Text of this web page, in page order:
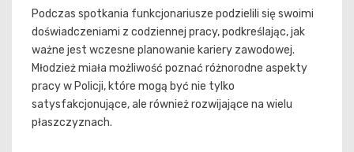
Podczas spotkania funkcjonariusze podzielili się swoimi
doświadczeniami z codziennej pracy, podkreślając, jak
ważne jest wczesne planowanie kariery zawodowej.
Młodzież miała możliwość poznać różnorodne aspekty
pracy w Policji, które mogą być nie tylko
satysfakcjonujące, ale również rozwijające na wielu
płaszczyznach.